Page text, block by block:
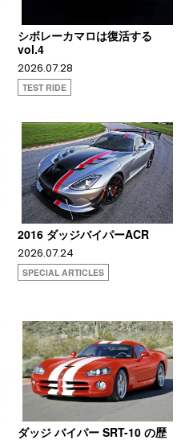
シボレーカマロは復活する
vol.4
2026.07.28
TEST RIDE
2016 ダッジバイパーACR
2026.07.24
SPECIAL ARTICLES
ダッジ バイパー SRT-10 の歴